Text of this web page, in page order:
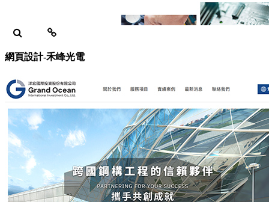
網頁設計-禾峰光電